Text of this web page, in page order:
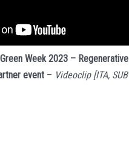
Green Week 2023 – Regenerative
event – Videoclip [ITA, SUB